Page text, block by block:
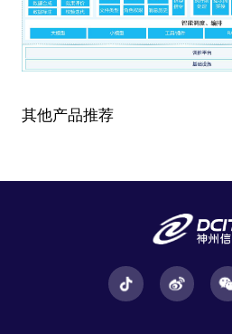
其他产品推荐